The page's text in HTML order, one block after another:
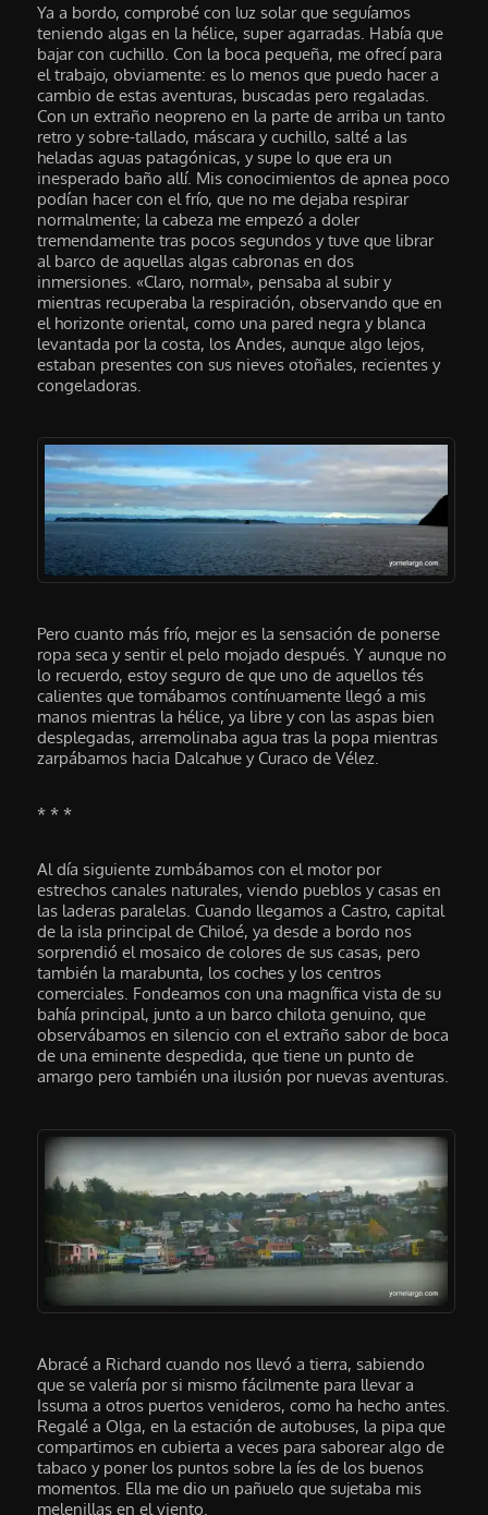
Ya a bordo, comprobé con luz solar que seguíamos
teniendo algas en la hélice, super agarradas. Había que
bajar con cuchillo. Con la boca pequeña, me ofrecí para
el trabajo, obviamente: es lo menos que puedo hacer a
cambio de estas aventuras, buscadas pero regaladas.
Con un extraño neopreno en la parte de arriba un tanto
retro y sobre-tallado, máscara y cuchillo, salté a las
heladas aguas patagónicas, y supe lo que era un
inesperado baño allí. Mis conocimientos de apnea poco
podían hacer con el frío, que no me dejaba respirar
normalmente; la cabeza me empezó a doler
tremendamente tras pocos segundos y tuve que librar
al barco de aquellas algas cabronas en dos
inmersiones. «Claro, normal», pensaba al subir y
mientras recuperaba la respiración, observando que en
el horizonte oriental, como una pared negra y blanca
levantada por la costa, los Andes, aunque algo lejos,
estaban presentes con sus nieves otoñales, recientes y
congeladoras.
Pero cuanto más frío, mejor es la sensación de ponerse
ropa seca y sentir el pelo mojado después. Y aunque no
lo recuerdo, estoy seguro de que uno de aquellos tés
calientes que tomábamos contínuamente llegó a mis
manos mientras la hélice, ya libre y con las aspas bien
desplegadas, arremolinaba agua tras la popa mientras
zarpábamos hacia Dalcahue y Curaco de Vélez.
* * *
Al día siguiente zumbábamos con el motor por
estrechos canales naturales, viendo pueblos y casas en
las laderas paralelas. Cuando llegamos a Castro, capital
de la isla principal de Chiloé, ya desde a bordo nos
sorprendió el mosaico de colores de sus casas, pero
también la marabunta, los coches y los centros
comerciales. Fondeamos con una magnífica vista de su
bahía principal, junto a un barco chilota genuino, que
observábamos en silencio con el extraño sabor de boca
de una eminente despedida, que tiene un punto de
amargo pero también una ilusión por nuevas aventuras.
Abracé a Richard cuando nos llevó a tierra, sabiendo
que se valería por si mismo fácilmente para llevar a
Issuma a otros puertos venideros, como ha hecho antes.
Regalé a Olga, en la estación de autobuses, la pipa que
compartimos en cubierta a veces para saborear algo de
tabaco y poner los puntos sobre la íes de los buenos
momentos. Ella me dio un pañuelo que sujetaba mis
melenillas en el viento.